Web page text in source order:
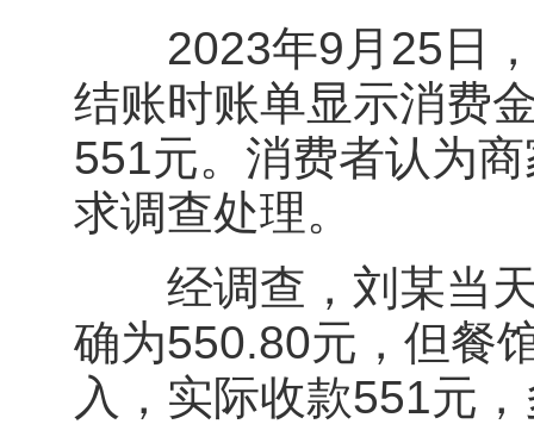
2023年9月25日，
结账时账单显示消费
551元。消费者认为
求调查处理。
经调查，刘某当天
确为550.80元，但餐
入，实际收款551元